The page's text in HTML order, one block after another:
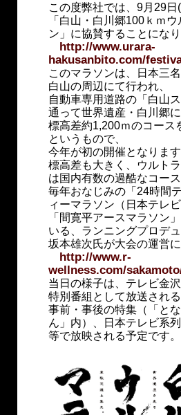
この度弊社では、9月29日
「白山・白川郷100ｋｍ
ン」に協賛することになり
http://www.urara-
hakusanbito.com/
このマラソンは、日本三
白山の周辺にて行われ、
自動車専用道路の「白山
通って世界遺産・白川郷
標高差約1,200ｍのコース
というもので、
今年が初の開催となります
標高差も大きく、ウルト
は国内有数の過酷なコース
毎年おなじみの「24時間
ィーマラソン（日本テレ
「間寛平アースマラソン
いる、ランニングプロデ
坂本雄次氏が大会の運営に
http://www.r-
wellness.com/
当日の様子は、テレビ金
特別番組として放送される
事前・事後の特集（「と
ん」内）、日本テレビ系
等で放映される予定です。